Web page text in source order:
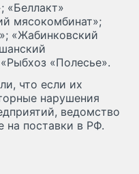
«Беллакт»
мясокомбинат»;
«Жабинковский
«Полесье».
что если их
нарушения
ведомство
на поставки в РФ.